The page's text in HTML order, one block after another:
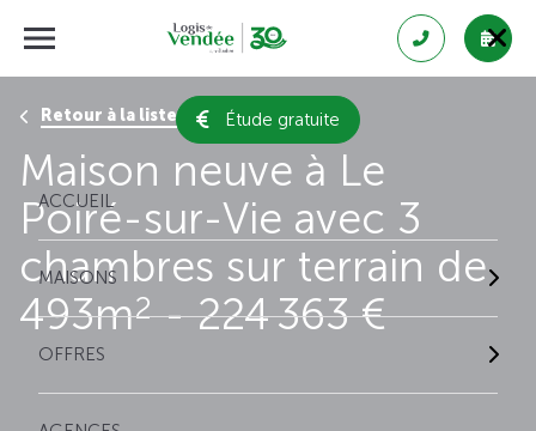
Étude gratuite
ACCUEIL
MAISONS
OFFRES
Retour à la liste des résultats
Maison neuve à Le
Poiré-sur-Vie avec 3
chambres sur terrain de
493m2- 224 363 €